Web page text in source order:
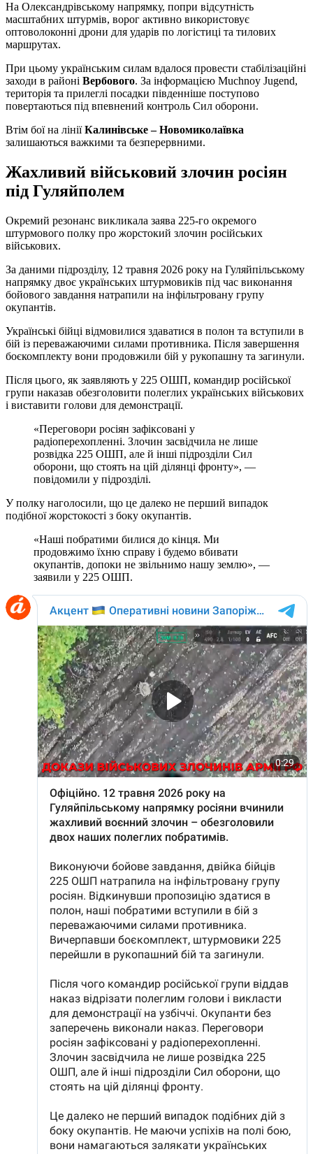
На Олександрівському напрямку, попри відсутність
масштабних штурмів, ворог активно використовує
оптоволоконні дрони для ударів по логістиці та тилових
маршрутах.
При цьому українським силам вдалося провести стабілізаційні
заходи в районі Вербового. За інформацією Muchnoy Jugend,
територія та прилеглі посадки південніше поступово
повертаються під впевнений контроль Сил оборони.
Втім бої на лініїКалинівське – Новомиколаївка
залишаються важкими та безперервними.
Жахливий військовий злочин росіян
під Гуляйполем
Окремий резонанс викликала заява 225-го окремого
штурмового полку про жорстокий злочин російських
військових.
За даними підрозділу, 12 травня 2026 року на Гуляйпільському
напрямку двоє українських штурмовиків під час виконання
бойового завдання натрапили на інфільтровану групу
окупантів.
Українські бійці відмовилися здаватися в полон та вступили в
бій із переважаючими силами противника. Після завершення
боєкомплекту вони продовжили бій у рукопашну та загинули.
Після цього, як заявляють у 225 ОШП, командир російської
групи наказав обезголовити полеглих українських військових
і виставити голови для демонстрації.
«Переговори росіян зафіксовані у
радіоперехопленні. Злочин засвідчила не лише
розвідка 225 ОШП, але й інші підрозділи Сил
оборони, що стоять на цій ділянці фронту», —
повідомили у підрозділі.
У полку наголосили, що це далеко не перший випадок
подібної жорстокості з боку окупантів.
«Наші побратими билися до кінця. Ми
продовжимо їхню справу і будемо вбивати
окупантів, допоки не звільнимо нашу землю», —
заявили у 225 ОШП.